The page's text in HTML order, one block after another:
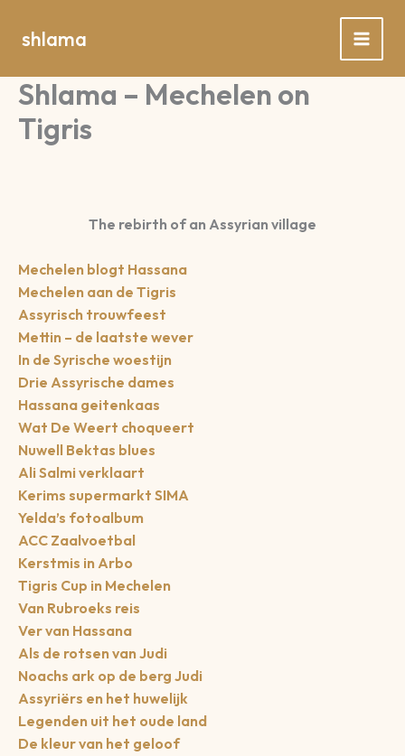
naar
inhoud
shlama
Shlama – Mechelen on
Tigris
The rebirth of an Assyrian village
Mechelen blogt Hassana
Mechelen aan de Tigris
Assyrisch trouwfeest
Mettin – de laatste wever
In de Syrische woestijn
Drie Assyrische dames
Hassana geitenkaas
Wat De Weert choqueert
Nuwell Bektas blues
Ali Salmi verklaart
Kerims supermarkt SIMA
Yelda’s fotoalbum
ACC Zaalvoetbal
Kerstmis in Arbo
Tigris Cup in Mechelen
Van Rubroeks reis
Ver van Hassana
Als de rotsen van Judi
Noachs ark op de berg Judi
Assyriërs en het huwelijk
Legenden uit het oude land
De kleur van het geloof